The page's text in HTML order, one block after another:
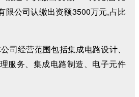
限公司认缴出资额3500万元,占比
司经营范围包括集成电路设计、
服务、集成电路制造、电子元件